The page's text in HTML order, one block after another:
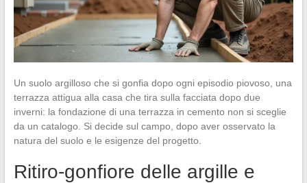
Un suolo argilloso che si gonfia dopo ogni episodio piovoso, una
terrazza attigua alla casa che tira sulla facciata dopo due
inverni: la fondazione di una terrazza in cemento non si sceglie
da un catalogo. Si decide sul campo, dopo aver osservato la
natura del suolo e le esigenze del progetto.
Ritiro-gonfiore delle argille e